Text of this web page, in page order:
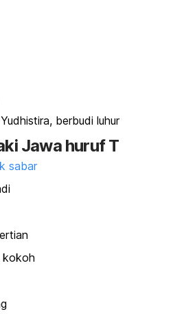
berbudi luhur
Jawa huruf T
sabar
kokoh